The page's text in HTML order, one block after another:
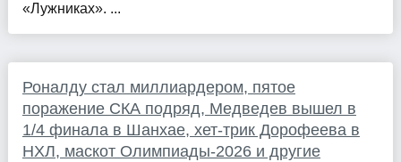
«Лужниках». ...
Роналду стал миллиардером, пятое
поражение СКА подряд, Медведев вышел в
1/4 финала в Шанхае, хет-трик Дорофеева в
НХЛ, маскот Олимпиады-2026 и другие